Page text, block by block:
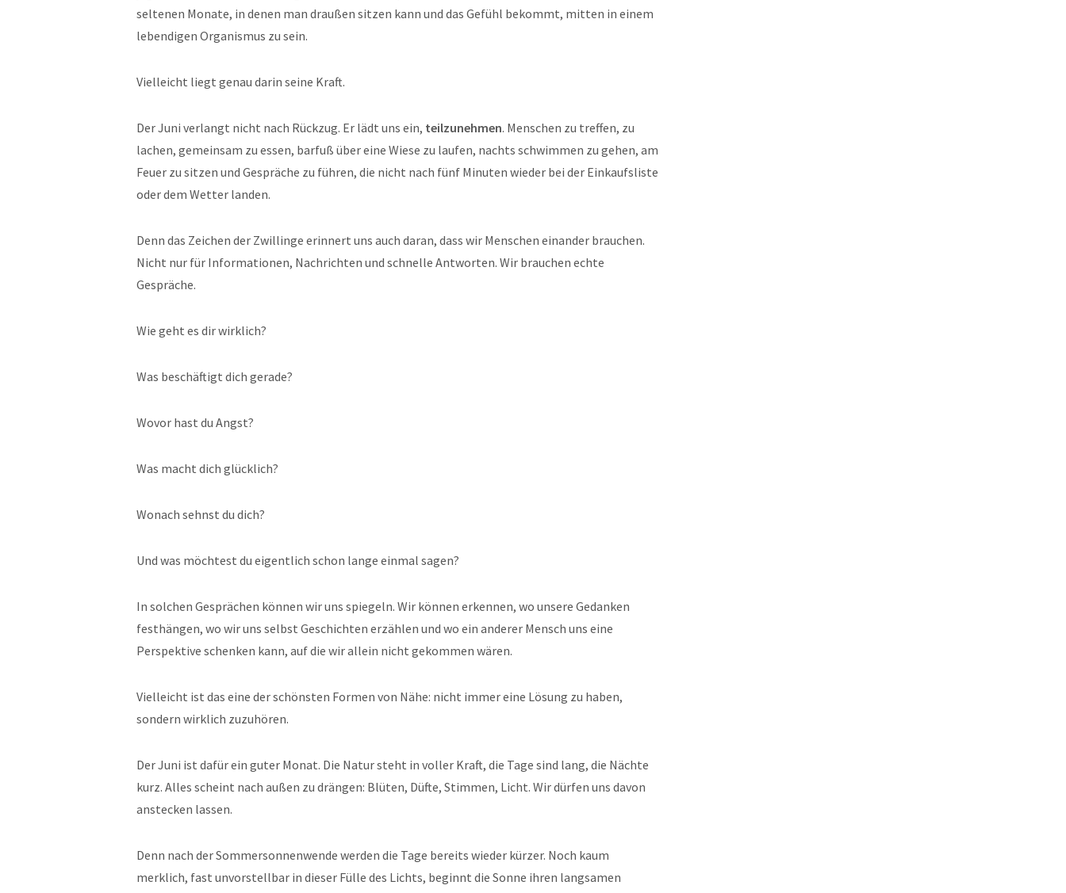
seltenen Monate, in denen man draußen sitzen kann und das Gefühl bekommt, mitten in einem
lebendigen Organismus zu sein.
Vielleicht liegt genau darin seine Kraft.
Der Juni verlangt nicht nach Rückzug. Er lädt uns ein, teilzunehmen. Menschen zu treffen, zu
lachen, gemeinsam zu essen, barfuß über eine Wiese zu laufen, nachts schwimmen zu gehen, am
Feuer zu sitzen und Gespräche zu führen, die nicht nach fünf Minuten wieder bei der Einkaufsliste
oder dem Wetter landen.
Denn das Zeichen der Zwillinge erinnert uns auch daran, dass wir Menschen einander brauchen.
Nicht nur für Informationen, Nachrichten und schnelle Antworten. Wir brauchen echte
Gespräche.
Wie geht es dir wirklich?
Was beschäftigt dich gerade?
Wovor hast du Angst?
Was macht dich glücklich?
Wonach sehnst du dich?
Und was möchtest du eigentlich schon lange einmal sagen?
In solchen Gesprächen können wir uns spiegeln. Wir können erkennen, wo unsere Gedanken
festhängen, wo wir uns selbst Geschichten erzählen und wo ein anderer Mensch uns eine
Perspektive schenken kann, auf die wir allein nicht gekommen wären.
Vielleicht ist das eine der schönsten Formen von Nähe: nicht immer eine Lösung zu haben,
sondern wirklich zuzuhören.
Der Juni ist dafür ein guter Monat. Die Natur steht in voller Kraft, die Tage sind lang, die Nächte
kurz. Alles scheint nach außen zu drängen: Blüten, Düfte, Stimmen, Licht. Wir dürfen uns davon
anstecken lassen.
Denn nach der Sommersonnenwende werden die Tage bereits wieder kürzer. Noch kaum
merklich, fast unvorstellbar in dieser Fülle des Lichts, beginnt die Sonne ihren langsamen